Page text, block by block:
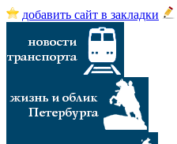
добавить сайт в закладки